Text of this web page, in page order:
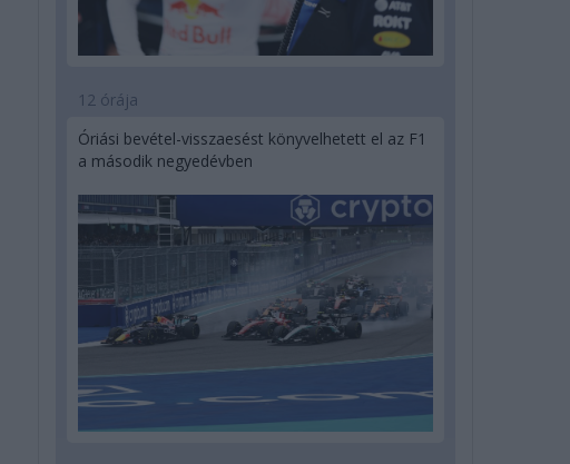
12 órája
Óriási bevétel-visszaesést könyvelhetett el az F1
a második negyedévben